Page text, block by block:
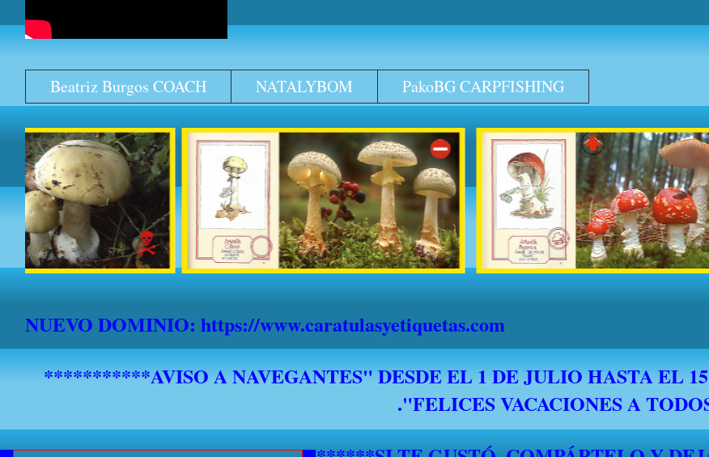
Beatriz Burgos COACH NATALYBOM PakoBG CARPFISHING
NUEVO DOMINIO: https://www.caratulasyetiquetas.com